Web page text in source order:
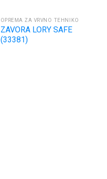
OPREMA ZA VRVNO TEHNIKO
ZAVORA LORY SAFE
(33381)